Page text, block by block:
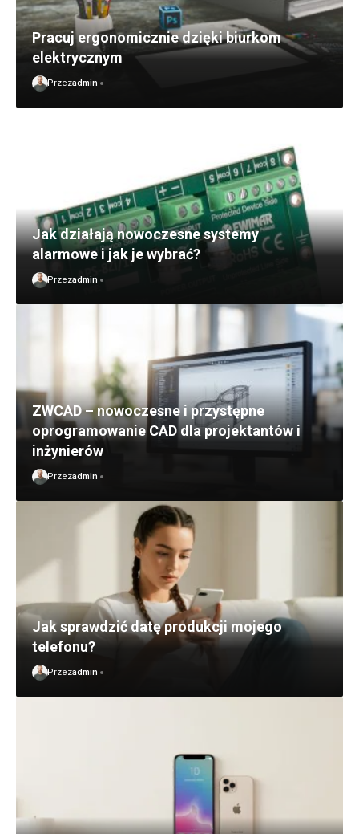
Pracuj ergonomicznie dzięki biurkom
elektrycznym
Przezadmin
Jak działają nowoczesne systemy
alarmowe i jak je wybrać?
Przezadmin
ZWCAD – nowoczesne i przystępne
oprogramowanie CAD dla projektantów i
inżynierów
Przezadmin
Jak sprawdzić datę produkcji mojego
telefonu?
Przezadmin